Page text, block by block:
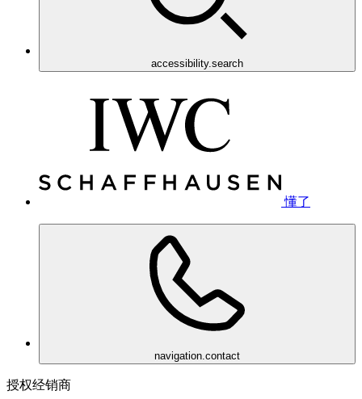
accessibility.search
懂了
navigation.contact
授权经销商